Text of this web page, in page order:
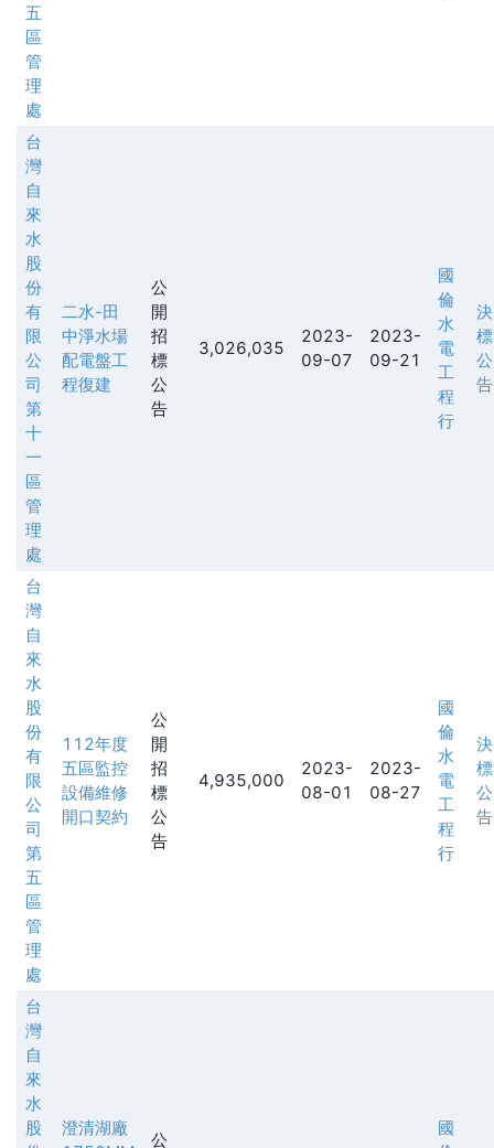
五
區
管
理
處
台
灣
自
來
水
股
份
有
限
公
司
第
十
一
區
管
理
處
二水-田
中淨水場
配電盤工
程復建
公
開
招
標
公
告
3,026,035
2023-
09-07
2023-
09-21
國
倫
水
電
工
程
行
決
標
公
告
台
灣
自
來
水
股
份
有
限
公
司
第
五
區
管
理
處
112年度
五區監控
設備維修
開口契約
公
開
招
標
公
告
4,935,000
2023-
08-01
2023-
08-27
國
倫
水
電
工
程
行
決
標
公
告
台
灣
自
來
水
股
澄清湖廠
公
國